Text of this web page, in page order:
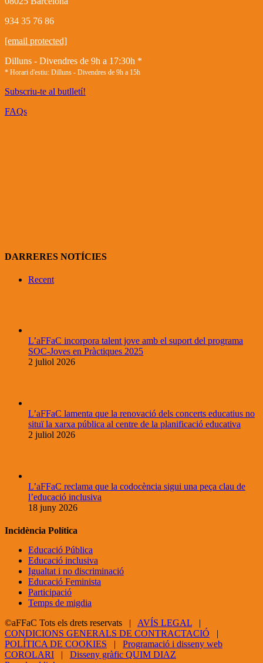
934 35 76 86
[email protected]
Dilluns - Divendres de 9h a 17:30h *
* Horari d'estiu: Dilluns - Divendres de 9h a 15h
Subscriu-te al butlletí!
FAQs
DARRERES NOTÍCIES
Recent
L’aFFaC incorpora talent jove amb el suport del programa
SOC-Joves en Pràctiques 2025
2 juliol 2026
L’aFFaC lamenta que la renovació dels concerts educatius no
situï la xarxa pública al centre de la planificació educativa
2 juliol 2026
L’aFFaC reclama que la codocència sigui una peça clau de
l’educació inclusiva
18 juny 2026
Incidència Política
Educació Pública
Educació inclusiva
Igualtat i no discriminació
Educació Feminista
Participació
Temps de migdia
©aFFaC Tots els drets reservats | AVÍS LEGAL |
CONDICIONS GENERALS DE CONTRACTACIÓ |
POLÍTICA DE COOKIES | Programació i disseny web
COROLARI | Disseny gràfic QUIM DIAZ